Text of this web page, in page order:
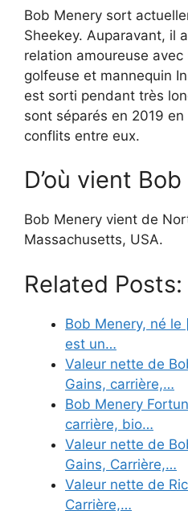
Bob Menery sort
Sheekey. Auparavant, il
relation amoureuse avec
golfeuse et mannequin
est sorti pendant très
sont séparés en 2019
conflits entre eux.
D’où vient
Bob Menery vient de
Massachusetts, USA.
Related Posts:
Bob Menery, né
est un…
Valeur nette de
Gains, carrière,…
Bob Menery
carrière, bio…
Valeur nette de
Gains, Carrière,…
Valeur nette de
Carrière,…